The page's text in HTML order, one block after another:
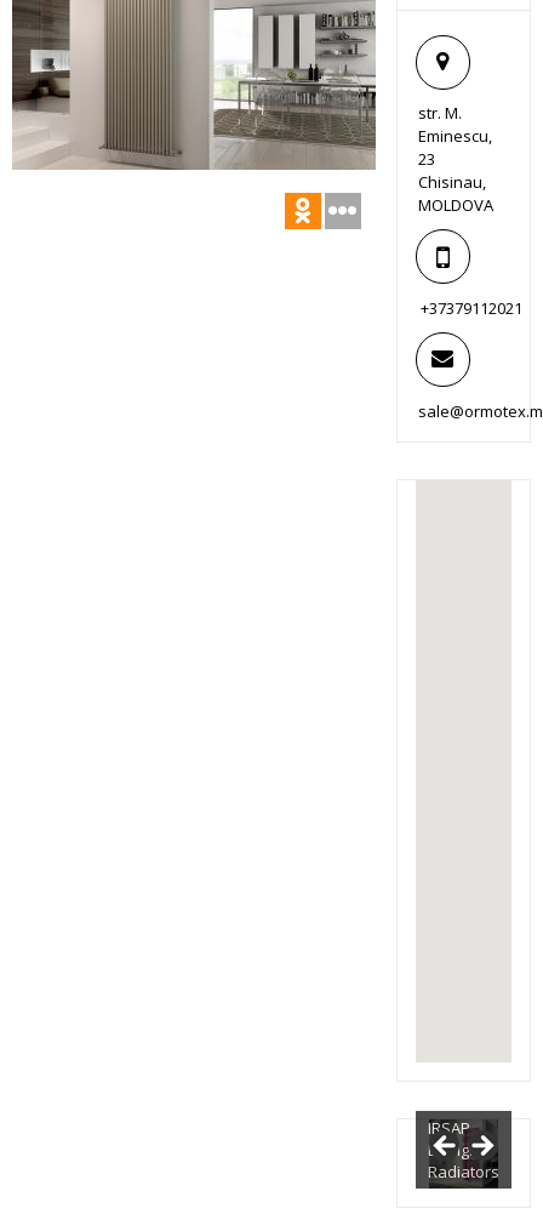
str. M.
Eminescu,
23
Chisinau,
MOLDOVA
+37379112021
IRSAP
Design
Radiators